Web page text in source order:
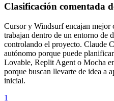
Clasificación comentada
Cursor y Windsurf encajan mejor
trabajan dentro de un entorno de
controlando el proyecto. Claude
autónomo porque puede
Lovable, Replit Agent o Mocha
porque buscan llevarte de idea a
inicial.
1